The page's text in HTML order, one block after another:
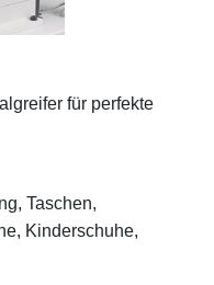
für perfekte
Taschen,
Kinderschuhe,